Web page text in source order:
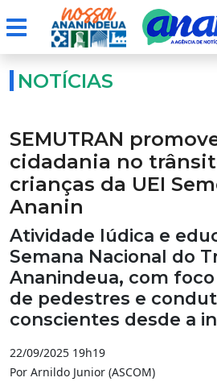
NOTÍCIAS
SEMUTRAN
cidadania no
crianças da UEI
Ananin
Atividade lúdica e
Semana Nacional do
Ananindeua, com
de pedestres e
conscientes desde a
22/09/2025 19h19
Por Arnildo Junior (ASCOM)